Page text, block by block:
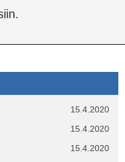
15.4.2020
15.4.2020
15.4.2020